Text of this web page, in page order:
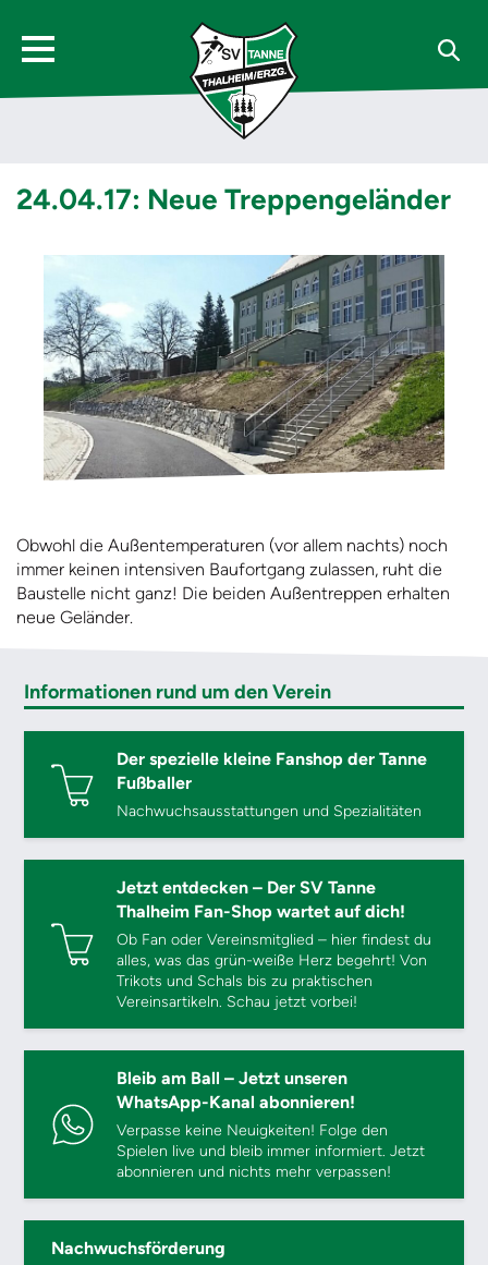
24.04.17: Neue Treppengeländer
Obwohl die Außentemperaturen (vor allem nachts) noch
immer keinen intensiven Baufortgang zulassen, ruht die
Baustelle nicht ganz! Die beiden Außentreppen erhalten
neue Geländer.
Informationen rund um den Verein
Der spezielle kleine Fanshop der Tanne
Fußballer
Nachwuchsausstattungen und Spezialitäten
Jetzt entdecken – Der SV Tanne
Thalheim Fan-Shop wartet auf dich!
Ob Fan oder Vereinsmitglied – hier findest du
alles, was das grün-weiße Herz begehrt! Von
Trikots und Schals bis zu praktischen
Vereinsartikeln. Schau jetzt vorbei!
Bleib am Ball – Jetzt unseren
WhatsApp-Kanal abonnieren!
Verpasse keine Neuigkeiten! Folge den
Spielen live und bleib immer informiert. Jetzt
abonnieren und nichts mehr verpassen!
Nachwuchsförderung